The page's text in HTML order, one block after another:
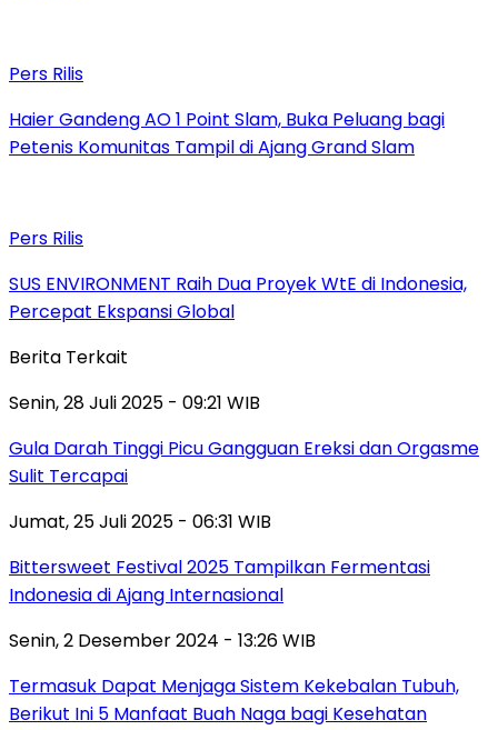
Pers Rilis
Haier Gandeng AO 1 Point Slam, Buka Peluang bagi
Petenis Komunitas Tampil di Ajang Grand Slam
Pers Rilis
SUS ENVIRONMENT Raih Dua Proyek WtE di Indonesia,
Percepat Ekspansi Global
Berita Terkait
Senin, 28 Juli 2025 - 09:21 WIB
Gula Darah Tinggi Picu Gangguan Ereksi dan Orgasme
Sulit Tercapai
Jumat, 25 Juli 2025 - 06:31 WIB
Bittersweet Festival 2025 Tampilkan Fermentasi
Indonesia di Ajang Internasional
Senin, 2 Desember 2024 - 13:26 WIB
Termasuk Dapat Menjaga Sistem Kekebalan Tubuh,
Berikut Ini 5 Manfaat Buah Naga bagi Kesehatan